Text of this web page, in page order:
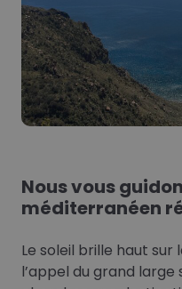
Nous vous
méditerranéen
Le soleil brille haut
l’appel du grand large